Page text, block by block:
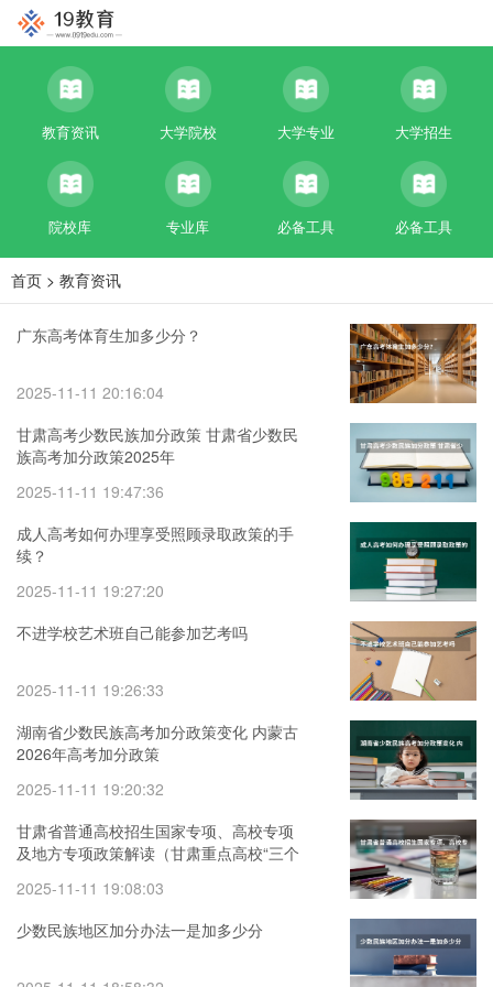
教育资讯 大学院校 大学专业 大学招生
院校库 专业库 必备工具 必备工具
首页 > 教育资讯
广东高考体育生加多少分？
2025-11-11 20:16:04
甘肃高考少数民族加分政策 甘肃省少数民
族高考加分政策2025年
2025-11-11 19:47:36
成人高考如何办理享受照顾录取政策的手
续？
2025-11-11 19:27:20
不进学校艺术班自己能参加艺考吗
2025-11-11 19:26:33
湖南省少数民族高考加分政策变化 内蒙古
2026年高考加分政策
2025-11-11 19:20:32
甘肃省普通高校招生国家专项、高校专项
及地方专项政策解读（甘肃重点高校“三个
2025-11-11 19:08:03
少数民族地区加分办法一是加多少分